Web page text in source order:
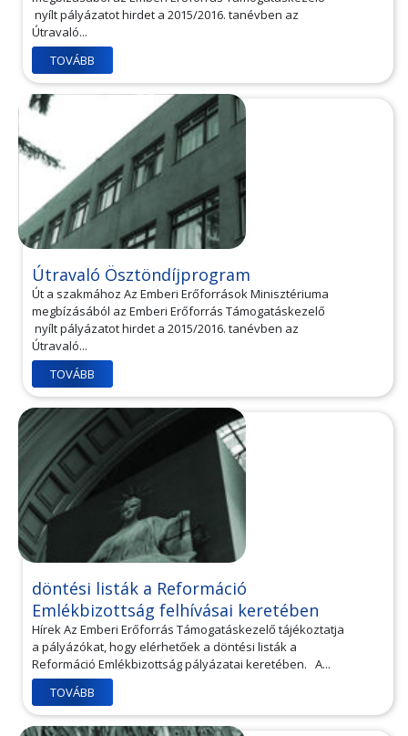
nyílt pályázatot hirdet a 2015/2016. tanévben az
Útravaló...
TOVÁBB
Útravaló Ösztöndíjprogram
Út a szakmához Az Emberi Erőforrások Minisztériuma
megbízásából az Emberi Erőforrás Támogatáskezelő
nyílt pályázatot hirdet a 2015/2016. tanévben az
Útravaló...
TOVÁBB
döntési listák a Reformáció
Emlékbizottság felhívásai keretében
Hírek Az Emberi Erőforrás Támogatáskezelő tájékoztatja
a pályázókat, hogy elérhetőek a döntési listák a
Reformáció Emlékbizottság pályázatai keretében. A...
TOVÁBB